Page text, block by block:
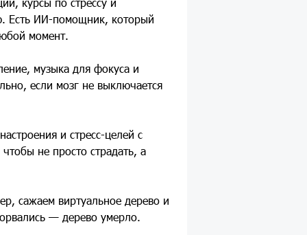
Есть ИИ-помощник, который
момент.
музыка для фокуса и
если мозг не выключается
и стресс-целей с
не просто страдать, а
сажаем виртуальное дерево и
— дерево умерло.